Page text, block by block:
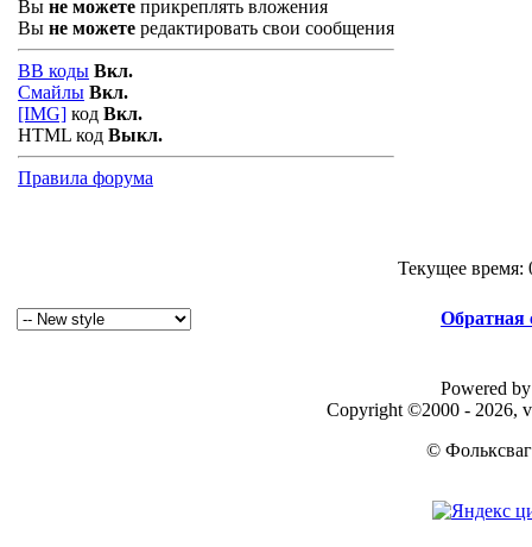
Вы не можете прикреплять вложения
Вы не можете редактировать свои сообщения
BB коды Вкл.
Смайлы Вкл.
[IMG] код Вкл.
HTML код Выкл.
Правила форума
Текущее время:
Обратная
Powered
Copyright ©2000 - 2026,
©